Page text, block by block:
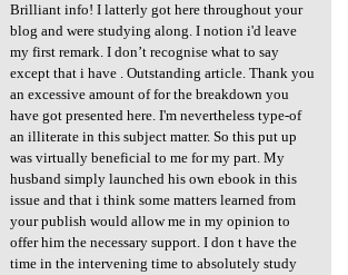
Brilliant info! I latterly got here throughout your
blog and were studying along. I notion i'd leave
my first remark. I don’t recognise what to say
except that i have . Outstanding article. Thank you
an excessive amount of for the breakdown you
have got presented here. I'm nevertheless type-of
an illiterate in this subject matter. So this put up
was virtually beneficial to me for my part. My
husband simply launched his own ebook in this
issue and that i think some matters learned from
your publish would allow me in my opinion to
offer him the necessary support. I don t have the
time in the intervening time to absolutely study